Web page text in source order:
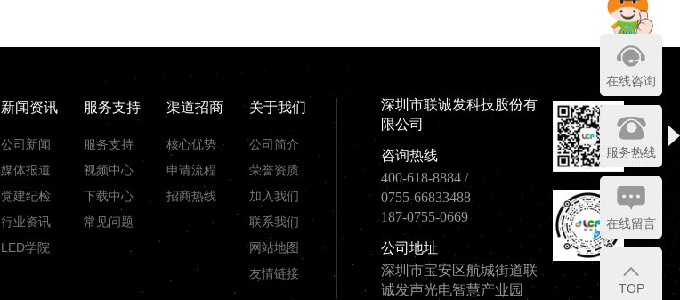
新闻资讯
公司新闻
媒体报道
党建纪检
行业资讯
LED学院
服务支持
服务支持
视频中心
下载中心
常见问题
渠道招商
核心优势
申请流程
招商热线
关于我们
公司简介
荣誉资质
加入我们
联系我们
网站地图
友情链接
深圳市联诚发科技股份有
限公司
咨询热线
400-618-8884 /
0755-66833488
187-0755-0669
公司地址
深圳市宝安区航城街道联
诚发声光电智慧产业园
在线咨询
服务热线
在线留言
TOP